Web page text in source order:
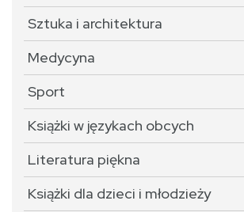
Sztuka i architektura
Medycyna
Sport
Książki w językach obcych
Literatura piękna
Książki dla dzieci i młodzieży